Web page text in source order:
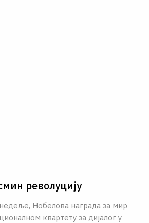
револуцију
Нобелова награда за мир
квартету за дијалог у